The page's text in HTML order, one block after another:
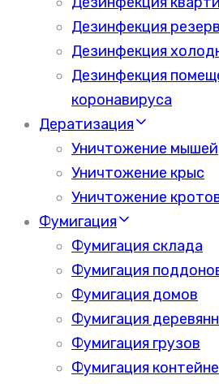
Дезинфекция
Дезинфекция
Дезинфекция
коронавируса
Дератизация
Уничтожение мышей
Уничтожение крыс
Уничтожение
Фумигация
Фумигация склада
Фумигация
Фумигация домов
Фумигация
Фумигация грузов
Фумигация